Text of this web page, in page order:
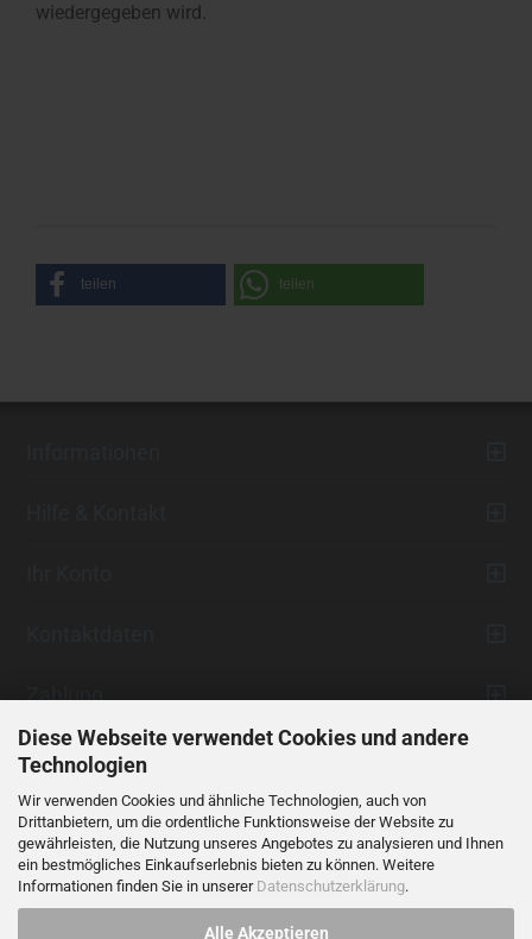
Diese Webseite verwendet Cookies und andere
Technologien
Wir verwenden Cookies und ähnliche Technologien, auch von
Drittanbietern, um die ordentliche Funktionsweise der Website zu
gewährleisten, die Nutzung unseres Angebotes zu analysieren und Ihnen
ein bestmögliches Einkaufserlebnis bieten zu können. Weitere
Informationen finden Sie in unserer Datenschutzerklärung.
Alle Akzeptieren
wiedergegeben wird.
teilen teilen
Zahlung
Vertrag widerrufen